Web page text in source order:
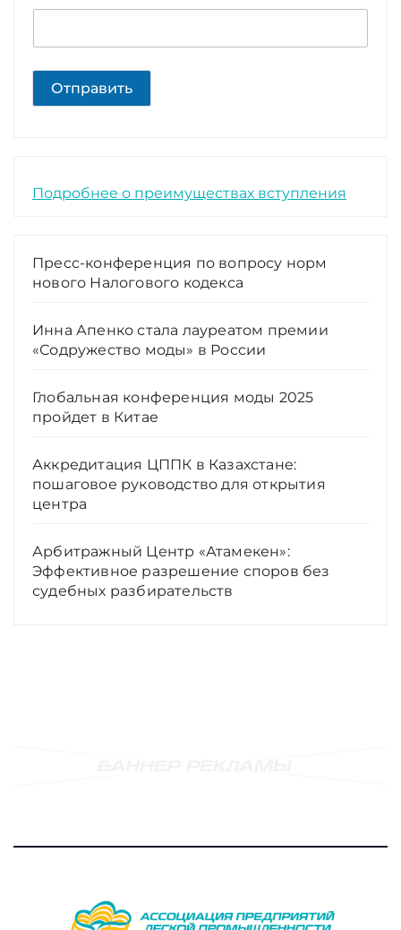
Отправить
Подробнее о преимуществах вступления
Пресс-конференция по вопросу норм
нового Налогового кодекса
Инна Апенко стала лауреатом премии
«Содружество моды» в России
Глобальная конференция моды 2025
пройдет в Китае
Аккредитация ЦППК в Казахстане:
пошаговое руководство для открытия
центра
Арбитражный Центр «Атамекен»:
Эффективное разрешение споров без
судебных разбирательств